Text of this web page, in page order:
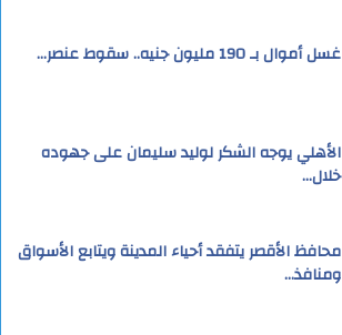
غسل أموال بـ 190 مليون جنيه.. سقوط عنصر…
الأهلي يوجه الشكر لوليد سليمان على جهوده
خلال…
محافظ الأقصر يتفقد أحياء المدينة ويتابع الأسواق
ومنافذ…